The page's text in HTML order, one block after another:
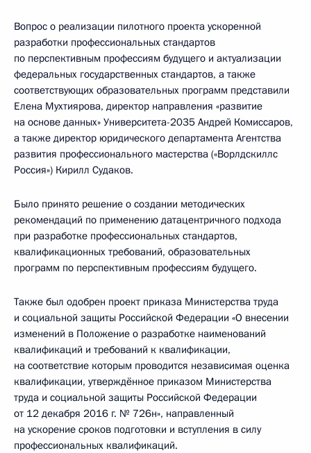
Вопрос о реализации пилотного проекта ускоренной
разработки профессиональных стандартов
по перспективным профессиям будущего и актуализации
федеральных государственных стандартов, а также
соответствующих образовательных программ представили
Елена Мухтиярова, директор направления «развитие
на основе данных» Университета-2035 Андрей Комиссаров,
а также директор юридического департамента Агентства
развития профессионального мастерства («Ворлдскиллс
Россия») Кирилл Судаков.
Было принято решение о создании методических
рекомендаций по применению датацентричного подхода
при разработке профессиональных стандартов,
квалификационных требований, образовательных
программ по перспективным профессиям будущего.
Также был одобрен проект приказа Министерства труда
и социальной защиты Российской Федерации «О внесении
изменений в Положение о разработке наименований
квалификаций и требований к квалификации,
на соответствие которым проводится независимая оценка
квалификации, утверждённое приказом Министерства
труда и социальной защиты Российской Федерации
от 12 декабря 2016 г. № 726н», направленный
на ускорение сроков подготовки и вступления в силу
профессиональных квалификаций.